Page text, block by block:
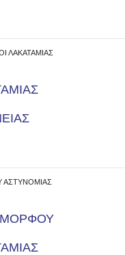
ΛΑΚΑΤΑΜΙΑΣ
ΑΣΤΥΝΟΜΙΑΣ
ΜΟΡΦΟΥ